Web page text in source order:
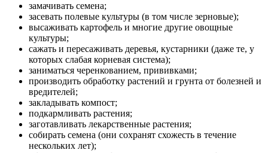
замачивать семена;
засевать полевые культуры (в том числе зерновые);
высаживать картофель и многие другие овощные
культуры;
сажать и пересаживать деревья, кустарники (даже те, у
которых слабая корневая система);
заниматься черенкованием, прививками;
производить обработку растений и грунта от болезней и
вредителей;
закладывать компост;
подкармливать растения;
заготавливать лекарственные растения;
собирать семена (они сохранят схожесть в течение
нескольких лет);